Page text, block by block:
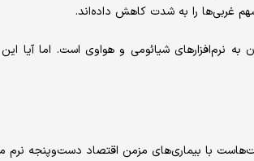
نرم‌افزارهای شیائومی و هواوی است. اما آیا
با بیماری‌های مزمن اقتصاد دست‌وپنجه نرم